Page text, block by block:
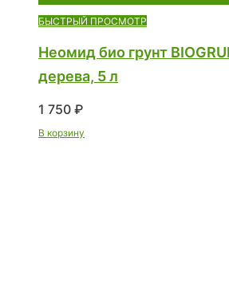
БЫСТРЫЙ ПРОСМОТР
Неомид био грунт
дерева, 5 л
1 750 ₽
В корзину